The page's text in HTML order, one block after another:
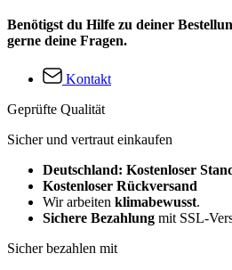
Benötigst du Hilfe zu deiner
gerne deine Fragen.
Kontakt
Geprüfte Qualität
Sicher und vertraut einkaufen
Deutschland: Kostenloser
Kostenloser Rückversand
Wir arbeiten klimabewusst.
Sichere Bezahlung mit SSL-
Sicher bezahlen mit